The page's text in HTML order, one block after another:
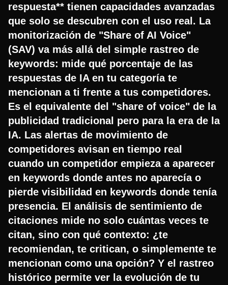
respuesta** tienen capacidades avanzadas
que solo se descubren con el uso real. La
monitorización de "Share of AI Voice"
(SAV) va más allá del simple rastreo de
keywords: mide qué porcentaje de las
respuestas de IA en tu categoría te
mencionan a ti frente a tus competidores.
Es el equivalente del "share of voice" de la
publicidad tradicional pero para la era de la
IA. Las alertas de movimiento de
competidores avisan en tiempo real
cuando un competidor empieza a aparecer
en keywords donde antes no aparecía o
pierde visibilidad en keywords donde tenía
presencia. El análisis de sentimiento de
citaciones mide no solo cuántas veces te
citan, sino con qué contexto: ¿te
recomiendan, te critican, o simplemente te
mencionan como una opción? Y el rastreo
histórico permite ver la evolución de tu